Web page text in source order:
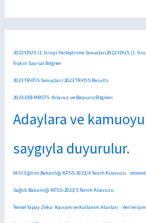
2022-YDUS (1. Grup) Yerleştirme Sonuçları2022-YDUS (1.
İlişkin Sayısal Bilgiler
2023 TR-YÖS Sonuçları/2023 TR-YÖS Results
2023-DİB-MBSTS: Kılavuz ve Başvuru Bilgileri
Adaylara ve
saygıyla duyurulur.
Millî Eğitim Bakanlığı KPSS-2023/4 Tercih Kılavuzu
Sağlık Bakanlığı KPSS-2023/5 Tercih Kılavuzu
Temel Yapay Zeka: Kavram ve Kullanım Alanları Veri